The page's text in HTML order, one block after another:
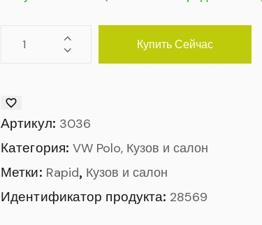
Купить Сейчас
Артикул: 3036
Категория:VW Polo, Кузов и салон
Метки: Rapid, Кузов и салон
Идентификатор продукта: 28569